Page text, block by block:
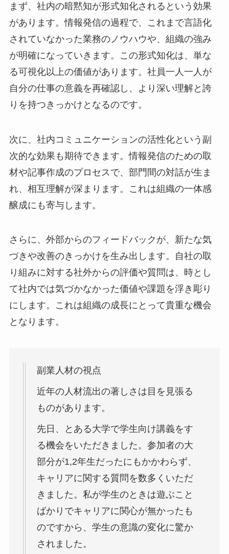
まず、社内の暗黙知が形式知化されるという効果
があります。情報発信の過程で、これまで言語化
されていなかった業務のノウハウや、組織の強み
が明確になっていきます。この形式知化は、単な
る可視化以上の価値があります。社員一人一人が
自分の仕事の意義を再確認し、より深い理解と誇
りを持つきっかけとなるのです。
次に、社内コミュニケーションの活性化という副
次的な効果も期待できます。情報発信のための取
材や記事作成のプロセスで、部門間の対話が生ま
れ、相互理解が深まります。これは組織の一体感
醸成にも寄与します。
さらに、外部からのフィードバックが、新たな気
づきや改善のきっかけを生み出します。自社の取
り組みに対する社外からの評価や質問は、時とし
て社内では気づかなかった価値や課題を浮き彫り
にします。これは組織の成長にとって貴重な機会
となります。
副業人材の視点
近年の人材流出の著しさは目を見張る
ものがあります。
先日、とある大学で学生向け講義をす
る機会をいただきました。参加者の大
部分が1,2年生だったにもかかわらず、
キャリアに関する質問を数多くいただ
きました。私が学生のときは遊ぶこと
ばかりでキャリアに関心が無かったも
のですから、学生の意識の変化に驚か
されました。